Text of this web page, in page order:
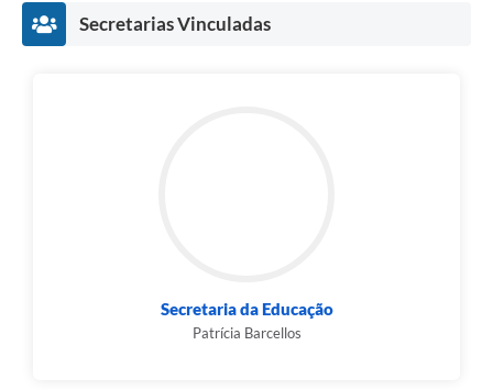
Secretarias Vinculadas
Secretaria da Educação
Patrícia Barcellos